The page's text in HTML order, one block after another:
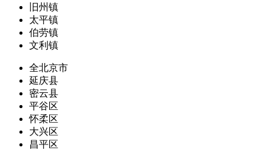
旧州镇
太平镇
伯劳镇
文利镇
全北京市
延庆县
密云县
平谷区
怀柔区
大兴区
昌平区